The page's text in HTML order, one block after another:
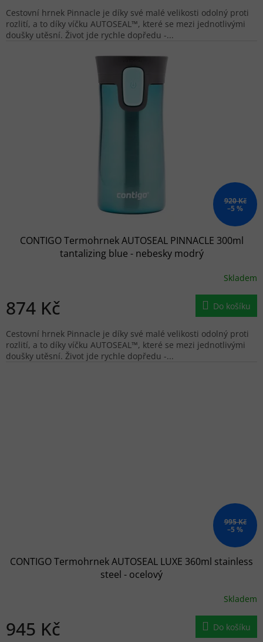
Cestovní hrnek Pinnacle je díky své malé velikosti odolný proti
rozlití, a to díky víčku AUTOSEAL™, které se mezi jednotlivými
doušky utěsní. Život jde rychle dopředu -...
920 Kč
–5 %
CONTIGO Termohrnek AUTOSEAL PINNACLE 300ml
tantalizing blue - nebesky modrý
Skladem
874 Kč Do košíku
Cestovní hrnek Pinnacle je díky své malé velikosti odolný proti
rozlití, a to díky víčku AUTOSEAL™, které se mezi jednotlivými
doušky utěsní. Život jde rychle dopředu -...
995 Kč
–5 %
CONTIGO Termohrnek AUTOSEAL LUXE 360ml stainless
steel - ocelový
Skladem
945 Kč Do košíku